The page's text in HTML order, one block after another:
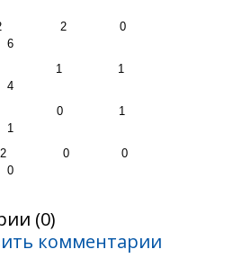
2
0
6
1
1
4
0
1
1
2 0
0
0
(0)
комментарии